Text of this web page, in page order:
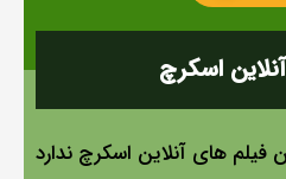
اسکرچ
فیلم های آنلاین اسکرچ ندارد